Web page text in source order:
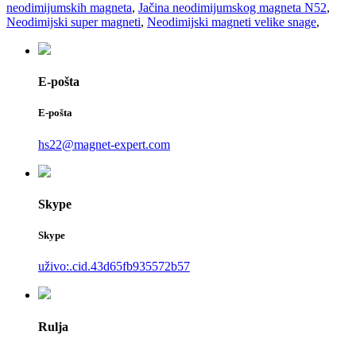
neodimijumskih magneta, Jačina neodimijumskog magneta N52,
Neodimijski super magneti, Neodimijski magneti velike snage,
E-pošta
E-pošta
hs22@magnet-expert.com
Skype
Skype
uživo:.cid.43d65fb935572b57
Rulja